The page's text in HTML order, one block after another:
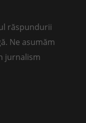
răspundurii
Ne asumăm
jurnalism